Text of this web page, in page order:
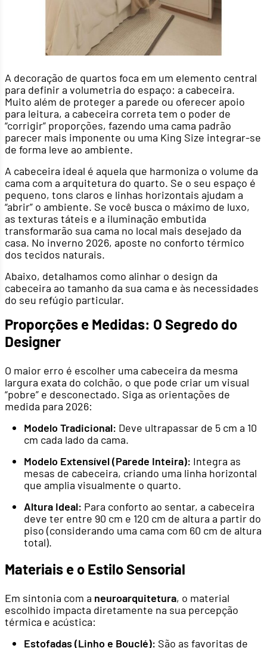
A decoração de quartos foca em um elemento central
para definir a volumetria do espaço: a cabeceira.
Muito além de proteger a parede ou oferecer apoio
para leitura, a cabeceira correta tem o poder de
“corrigir” proporções, fazendo uma cama padrão
parecer mais imponente ou uma King Size integrar-se
de forma leve ao ambiente.
A cabeceira ideal é aquela que harmoniza o volume da
cama com a arquitetura do quarto. Se o seu espaço é
pequeno, tons claros e linhas horizontais ajudam a
“abrir” o ambiente. Se você busca o máximo de luxo,
as texturas táteis e a iluminação embutida
transformarão sua cama no local mais desejado da
casa. No inverno 2026, aposte no conforto térmico
dos tecidos naturais.
Abaixo, detalhamos como alinhar o design da
cabeceira ao tamanho da sua cama e às necessidades
do seu refúgio particular.
Proporções e Medidas: O Segredo do
Designer
O maior erro é escolher uma cabeceira da mesma
largura exata do colchão, o que pode criar um visual
“pobre” e desconectado. Siga as orientações de
medida para 2026:
Modelo Tradicional: Deve ultrapassar de 5 cm a 10
cm cada lado da cama.
Modelo Extensível (Parede Inteira): Integra as
mesas de cabeceira, criando uma linha horizontal
que amplia visualmente o quarto.
Altura Ideal: Para conforto ao sentar, a cabeceira
deve ter entre 90 cm e 120 cm de altura a partir do
piso (considerando uma cama com 60 cm de altura
total).
Materiais e o Estilo Sensorial
Em sintonia com a neuroarquitetura, o material
escolhido impacta diretamente na sua percepção
térmica e acústica:
Estofadas (Linho e Bouclé): São as favoritas de